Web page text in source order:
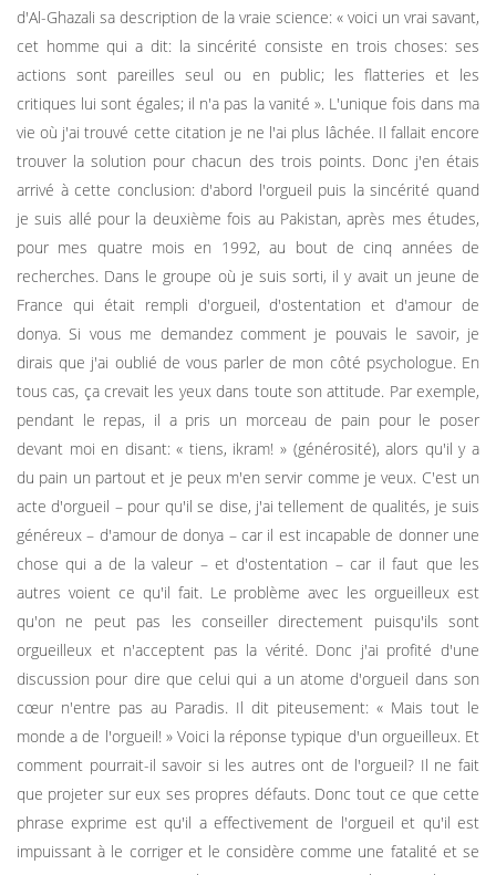
d'Al-Ghazali sa description de la vraie science: « voici un vrai savant,
cet homme qui a dit: la sincérité consiste en trois choses: ses
actions sont pareilles seul ou en public; les flatteries et les
critiques lui sont égales; il n'a pas la vanité ». L'unique fois dans ma
vie où j'ai trouvé cette citation je ne l'ai plus lâchée. Il fallait encore
trouver la solution pour chacun des trois points. Donc j'en étais
arrivé à cette conclusion: d'abord l'orgueil puis la sincérité quand
je suis allé pour la deuxième fois au Pakistan, après mes études,
pour mes quatre mois en 1992, au bout de cinq années de
recherches. Dans le groupe où je suis sorti, il y avait un jeune de
France qui était rempli d'orgueil, d'ostentation et d'amour de
donya. Si vous me demandez comment je pouvais le savoir, je
dirais que j'ai oublié de vous parler de mon côté psychologue. En
tous cas, ça crevait les yeux dans toute son attitude. Par exemple,
pendant le repas, il a pris un morceau de pain pour le poser
devant moi en disant: « tiens, ikram! » (générosité), alors qu'il y a
du pain un partout et je peux m'en servir comme je veux. C'est un
acte d'orgueil – pour qu'il se dise, j'ai tellement de qualités, je suis
généreux – d'amour de donya – car il est incapable de donner une
chose qui a de la valeur – et d'ostentation – car il faut que les
autres voient ce qu'il fait. Le problème avec les orgueilleux est
qu'on ne peut pas les conseiller directement puisqu'ils sont
orgueilleux et n'acceptent pas la vérité. Donc j'ai profité d'une
discussion pour dire que celui qui a un atome d'orgueil dans son
cœur n'entre pas au Paradis. Il dit piteusement: « Mais tout le
monde a de l'orgueil! » Voici la réponse typique d'un orgueilleux. Et
comment pourrait-il savoir si les autres ont de l'orgueil? Il ne fait
que projeter sur eux ses propres défauts. Donc tout ce que cette
phrase exprime est qu'il a effectivement de l'orgueil et qu'il est
impuissant à le corriger et le considère comme une fatalité et se